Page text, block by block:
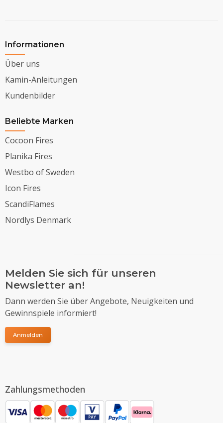
Informationen
Über uns
Kamin-Anleitungen
Kundenbilder
Beliebte Marken
Cocoon Fires
Planika Fires
Westbo of Sweden
Icon Fires
ScandiFlames
Nordlys Denmark
Melden Sie sich für unseren
Newsletter an!
Dann werden Sie über Angebote, Neuigkeiten und
Gewinnspiele informiert!
Anmelden
Zahlungsmethoden